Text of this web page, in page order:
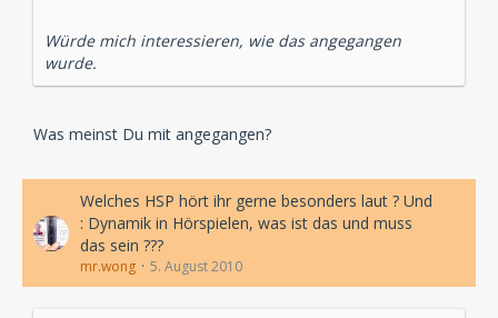
Würde mich interessieren, wie das angegangen
wurde.
Was meinst Du mit angegangen?
Welches HSP hört ihr gerne besonders laut ? Und
: Dynamik in Hörspielen, was ist das und muss
das sein ???
mr.wong 5. August 2010